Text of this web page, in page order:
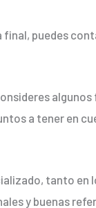
final, puedes
a tener en
tanto
y buenas